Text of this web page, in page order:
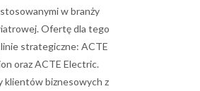
w branży
Ofertę dla tego
strategiczne: ACTE
oraz ACTE Electric.
klientów biznesowych z